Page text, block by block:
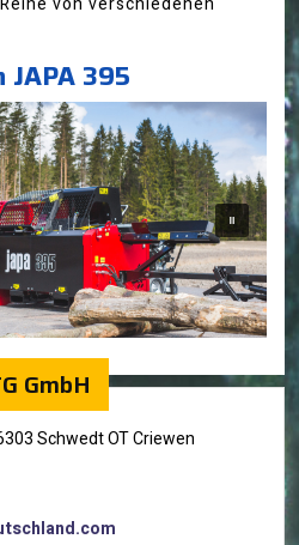
JAPA 395
GmbH
Schwedt OT Criewen